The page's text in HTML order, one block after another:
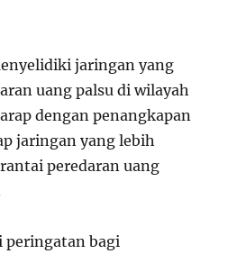
jaringan yang
uang palsu di wilayah
dengan penangkapan
jaringan yang lebih
peredaran uang
peringatan bagi